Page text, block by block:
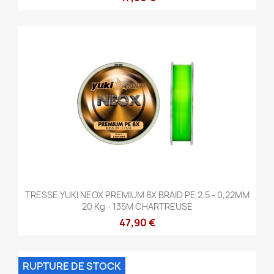
TRESSE YUKI NEOX PREMIUM 8X BRAID PE 2.5 - 0,22MM
20 Kg - 135M CHARTREUSE
47,90 €
RUPTURE DE STOCK